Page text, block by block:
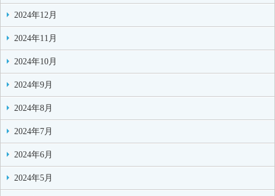
2024年12月
2024年11月
2024年10月
2024年9月
2024年8月
2024年7月
2024年6月
2024年5月